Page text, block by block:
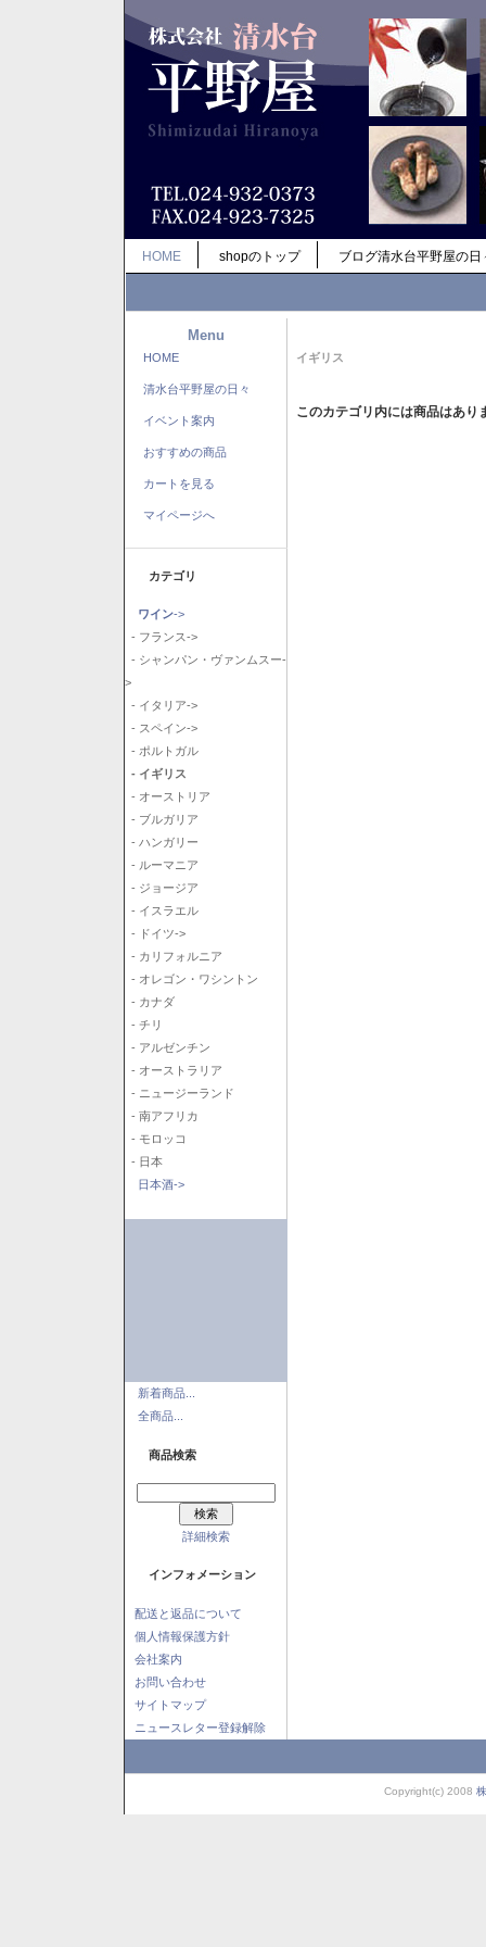
HOME shopのトップ ブログ清水台平野屋の日
Menu
HOME
清水台平野屋の日々
イベント案内
おすすめの商品
カートを見る
マイページへ
カテゴリ
ワイン->
- フランス->
- シャンパン・ヴァンムスー-
>
- イタリア->
- スペイン->
- ポルトガル
- イギリス
- オーストリア
- ブルガリア
- ハンガリー
- ルーマニア
- ジョージア
- イスラエル
- ドイツ->
- カリフォルニア
- オレゴン・ワシントン
- カナダ
- チリ
- アルゼンチン
- オーストラリア
- ニュージーランド
- 南アフリカ
- モロッコ
- 日本
日本酒->
新着商品...
全商品...
商品検索
詳細検索
インフォメーション
配送と返品について
個人情報保護方針
会社案内
お問い合わせ
サイトマップ
ニュースレター登録解除
イギリス
このカテゴリ内には商品はあり
Copyright(c) 2008